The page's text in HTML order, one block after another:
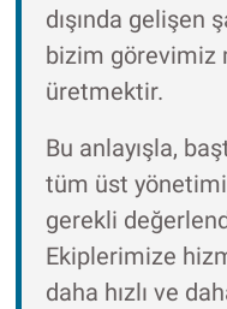
dışında gelişen
bizim görevimiz
üretmektir.
Bu anlayışla,
tüm üst
gerekli
Ekiplerimize
daha hızlı ve